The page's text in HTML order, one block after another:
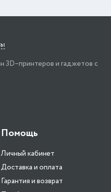
3D–принтеров и гаджетов с
Помощь
Личный кабинет
Доставка и оплата
Гарантия и возврат